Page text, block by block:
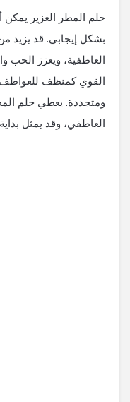
حلم المطر الغزير يمكن
بشكل إيجابي. قد يزيد
العاطفية، ويعزز الحب
القوي كمنظف للعواطف
ومتجددة. يعطي حلم
العاطفي، وقد يمثل